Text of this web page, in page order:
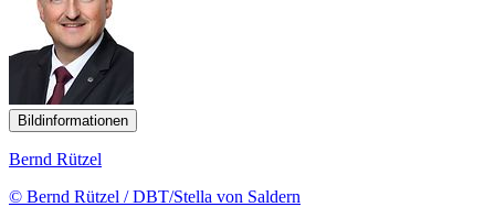
Bildinformationen
Bernd Rützel
© Bernd Rützel / DBT/Stella von Saldern